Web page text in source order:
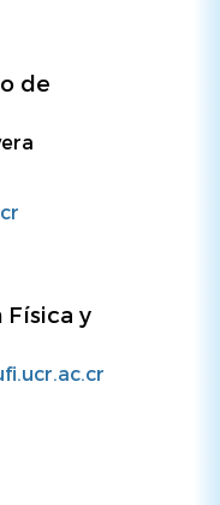
de
Física y